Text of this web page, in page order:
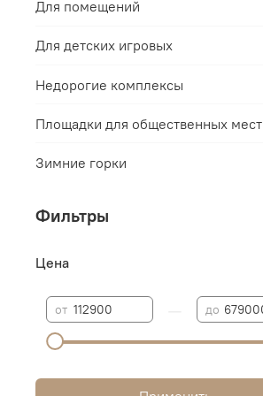
Для помещений
Для детских игровых
Недорогие комплексы
Площадки для общественных мест
Зимние горки
Фильтры
Цена
от до